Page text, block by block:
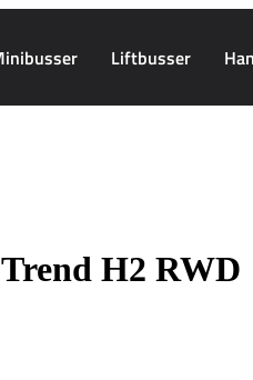
Liftbusser
Trend H2 RWD